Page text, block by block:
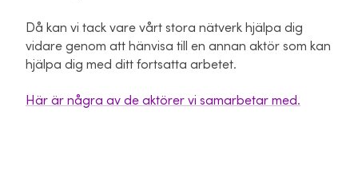
Då kan vi tack vare vårt stora nätverk hjälpa dig
vidare genom att hänvisa till en annan aktör som kan
hjälpa dig med ditt fortsatta arbetet.
Här är några av de aktörer vi samarbetar med.